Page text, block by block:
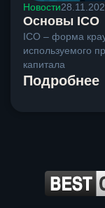
Новости
Основы ICO
ICO – форма
используемого
капитала
Подробнее